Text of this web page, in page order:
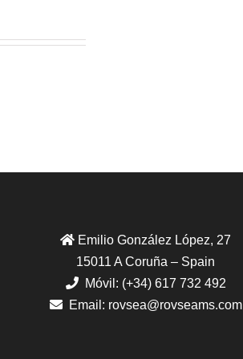
Emilio González López, 27
15011 A Coruña – Spain
Móvil: (+34) 617 732 492
Email: rovsea@rovseams.com